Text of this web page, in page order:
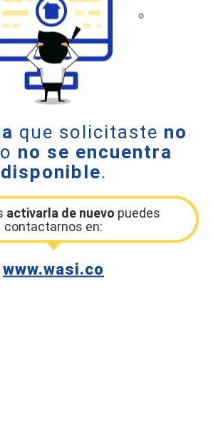
que solicitaste no
o no se encuentra
disponible.
activarla de nuevo puedes
contactarnos en:
www.wasi.co